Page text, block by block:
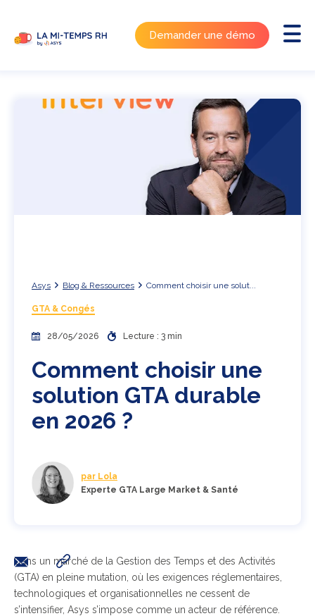
Demander une démo
Asys Blog & Ressources Comment choisir une solut...
GTA & Congés
28/05/2026 Lecture : 3 min
Comment choisir une
solution GTA durable
en 2026 ?
par Lola
Experte GTA Large Market & Santé
Dans un marché de la Gestion des Temps et des Activités
(GTA) en pleine mutation, où les exigences réglementaires,
technologiques et organisationnelles ne cessent de
s’intensifier, Asys s’impose comme un acteur de référence.